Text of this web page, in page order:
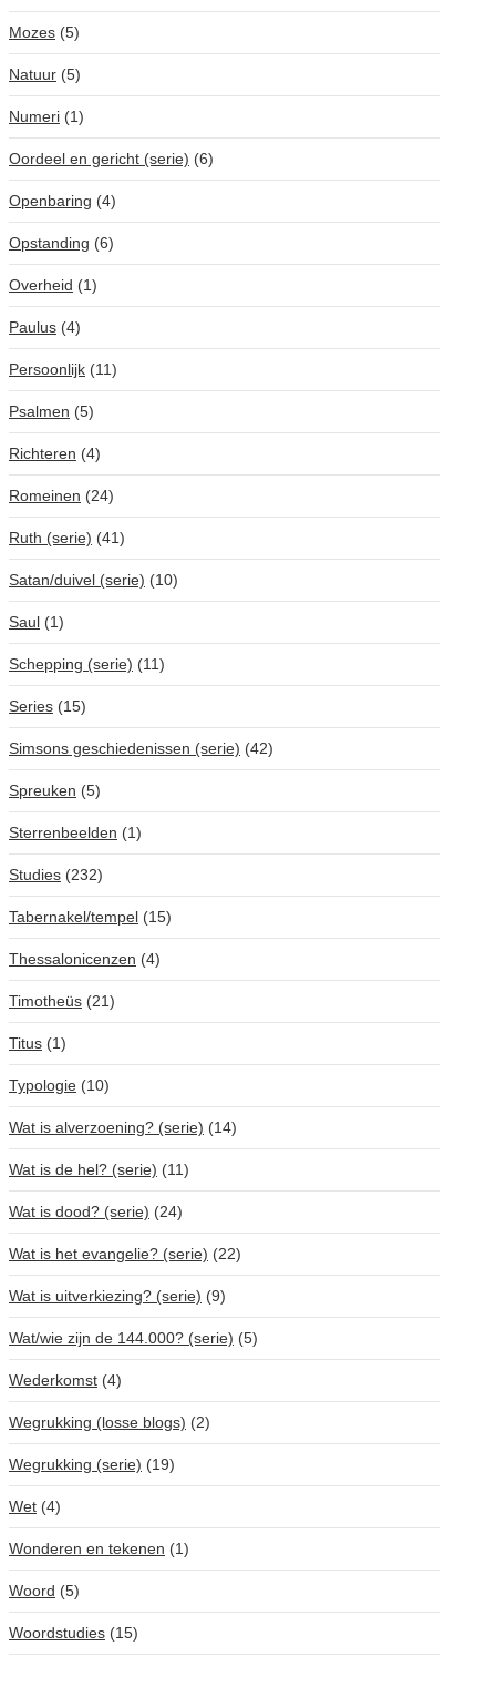
Mozes (5)
Natuur (5)
Numeri (1)
Oordeel en gericht (serie) (6)
Openbaring (4)
Opstanding (6)
Overheid (1)
Paulus (4)
Persoonlijk (11)
Psalmen (5)
Richteren (4)
Romeinen (24)
Ruth (serie) (41)
Satan/duivel (serie) (10)
Saul (1)
Schepping (serie) (11)
Series (15)
Simsons geschiedenissen (serie) (42)
Spreuken (5)
Sterrenbeelden (1)
Studies (232)
Tabernakel/tempel (15)
Thessalonicenzen (4)
Timotheüs (21)
Titus (1)
Typologie (10)
Wat is alverzoening? (serie) (14)
Wat is de hel? (serie) (11)
Wat is dood? (serie) (24)
Wat is het evangelie? (serie) (22)
Wat is uitverkiezing? (serie) (9)
Wat/wie zijn de 144.000? (serie) (5)
Wederkomst (4)
Wegrukking (losse blogs) (2)
Wegrukking (serie) (19)
Wet (4)
Wonderen en tekenen (1)
Woord (5)
Woordstudies (15)